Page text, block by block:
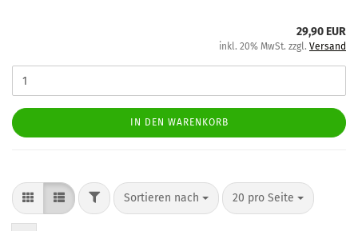
29,90 EUR
inkl. 20% MwSt. zzgl. Versand
IN DEN WARENKORB
Sortieren nach 20 pro Seite